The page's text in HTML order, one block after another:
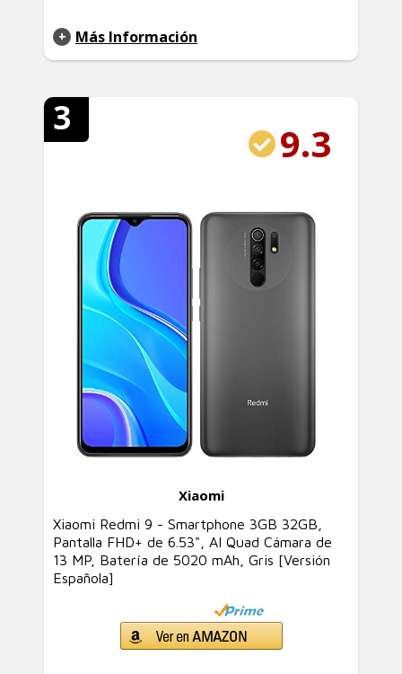
Más Información
3
9.3
Xiaomi
Xiaomi Redmi 9 - Smartphone 3GB 32GB,
Pantalla FHD+ de 6.53", AI Quad Cámara de
13 MP, Batería de 5020 mAh, Gris [Versión
Española]